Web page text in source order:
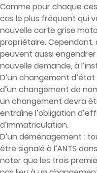
Comme pour chaque
cas le plus fréquent qui
nouvelle carte grise
propriétaire. Cependant,
peuvent aussi
nouvelle demande, à
D’un changement d’état
d’un changement de
un changement devra
entraîne l’obligation
d’immatriculation.
D’un déménagement :
être signalé à l’ANTS
noter que les trois